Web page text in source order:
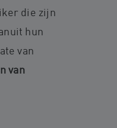
die zijn
hun
van
van